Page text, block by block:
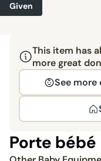
Given
This item has
more great
See more
Porte bébé